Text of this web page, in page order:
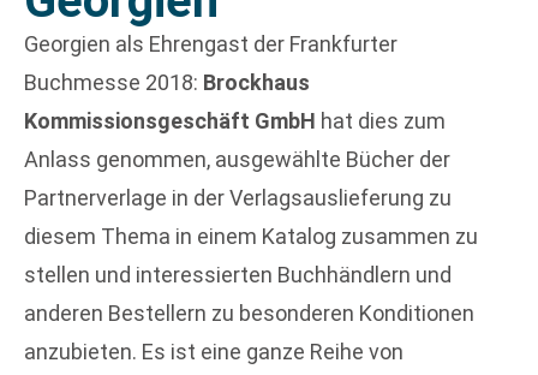
Georgien als Ehrengast der Frankfurter
Buchmesse 2018: Brockhaus
Kommissionsgeschäft GmbH hat dies zum
Anlass genommen, ausgewählte Bücher der
Partnerverlage in der Verlagsauslieferung zu
diesem Thema in einem Katalog zusammen zu
stellen und interessierten Buchhändlern und
anderen Bestellern zu besonderen Konditionen
anzubieten. Es ist eine ganze Reihe von